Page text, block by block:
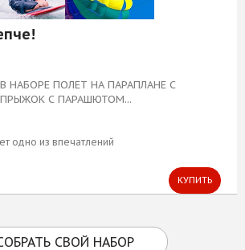
В НАБОРЕ ПОЛЕТ НА ПАРАПЛАНЕ С
С ПАРАШЮТОМ...
одно из впечатлений
КУПИТЬ
СВОЙ НАБОР